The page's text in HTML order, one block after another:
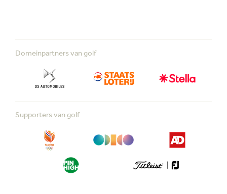
Domeinpartners van golf
Supporters van golf